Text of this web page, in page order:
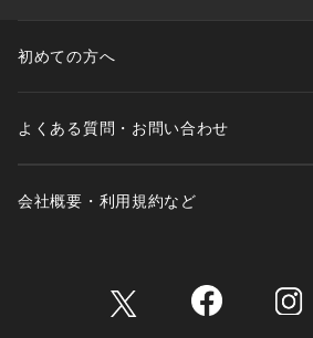
初めての方へ
よくある質問・お問い合わせ
会社概要・利用規約など